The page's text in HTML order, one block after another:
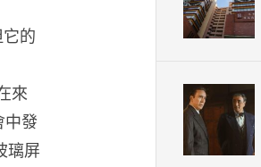
的
來
中發
璃屏